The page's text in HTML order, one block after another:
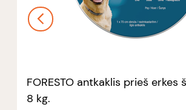
FORESTO antkaklis prieš erkes
8 kg.